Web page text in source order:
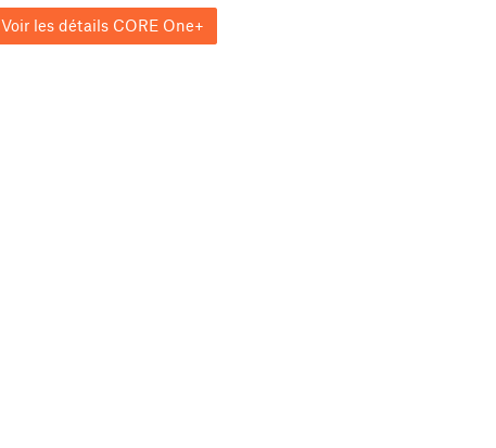
Voir les détails CORE One+